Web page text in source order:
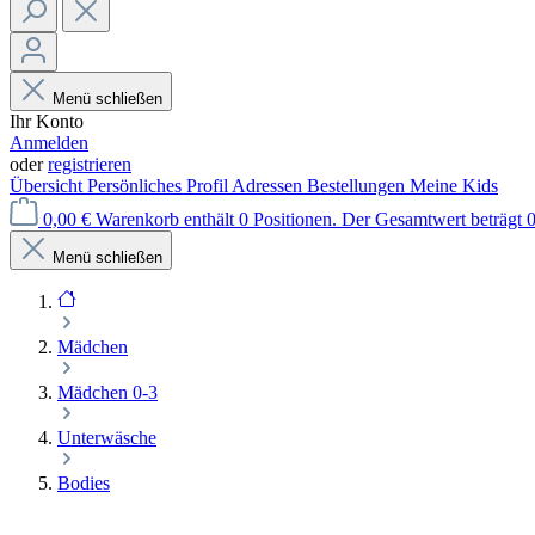
Menü schließen
Ihr Konto
Anmelden
oderregistrieren
Übersicht Persönliches Profil Adressen Bestellungen Meine Kids
0,00 € Warenkorb enthält 0 Positionen. Der Gesamtwert beträgt
Menü schließen
Mädchen
Mädchen 0-3
Unterwäsche
Bodies